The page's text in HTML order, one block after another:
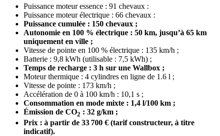
Puissance moteur essence : 91 chevaux :
Puissance moteur électrique : 66 chevaux :
Puissance cumulée : 150 chevaux ;
Autonomie en 100 % électrique : 50 km, jusqu’à 65 km
uniquement en ville ;
Vitesse de pointe en 100 % électrique : 135 km/h ;
Batterie : 9,8 kWh (utilisable : 7,5 kWh) ;
Temps de recharge : 3 h sur une Wallbox ;
Moteur thermique : 4 cylindres en ligne de 1.6 l ;
Vitesse de pointe : 173 km/h ;
Accélération de 0 à 100 km/h : 10,1 s ;
Consommation en mode mixte : 1,4 l/100 km ;
Émission de CO2 : 32 g/km ;
Prix : à partir de 33 700 € (tarif constructeur, à titre
indicatif).